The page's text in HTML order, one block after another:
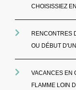
CHOISISSIEZ
RENCONTRES
OU DÉBUT
VACANCES EN
FLAMME LOIN